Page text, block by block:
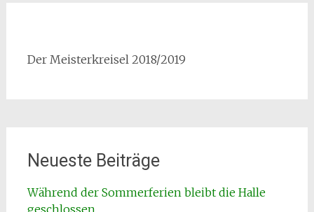
Der Meisterkreisel 2018/2019
Neueste Beiträge
Während der Sommerferien bleibt die Halle
geschlossen